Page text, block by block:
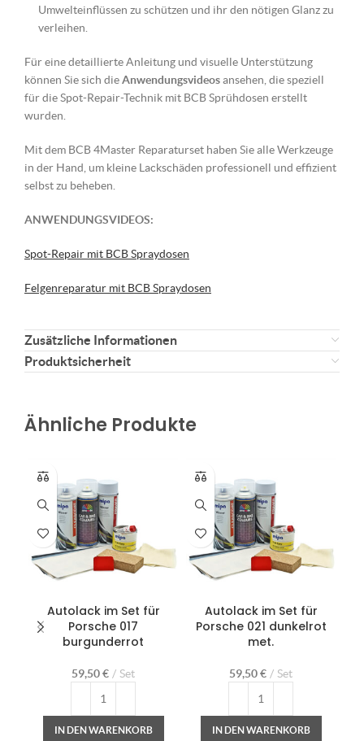
Umwelteinflüssen zu schützen und ihr den nötigen Glanz zu
verleihen.
Für eine detaillierte Anleitung und visuelle Unterstützung
können Sie sich dieAnwendungsvideosansehen, die speziell
für die Spot-Repair-Technik mit BCB Sprühdosen erstellt
wurden.
Mit dem BCB 4Master Reparaturset haben Sie alle Werkzeuge
in der Hand, um kleine Lackschäden professionell und effizient
selbst zu beheben.
ANWENDUNGSVIDEOS:
Spot-Repair mit BCB Spraydosen
Felgenreparatur mit BCB Spraydosen
Zusätzliche Informationen
Produktsicherheit
Ähnliche Produkte
Autolack im Set für
Porsche 017
burgunderrot
59,50€ Set
IN DEN WARENKORB
Autolack im Set für
Porsche 021 dunkelrot
met.
59,50€ Set
IN DEN WARENKORB